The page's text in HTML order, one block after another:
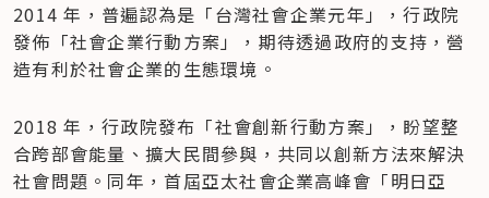
2014 年，普遍認為是「台灣社會企業元年」，行政院
發佈「社會企業行動方案」，期待透過政府的支持，營
造有利於社會企業的生態環境。
2018 年，行政院發布「社會創新行動方案」，盼望整
合跨部會能量、擴大民間參與，共同以創新方法來解決
社會問題。同年，首屆亞太社會企業高峰會「明日亞